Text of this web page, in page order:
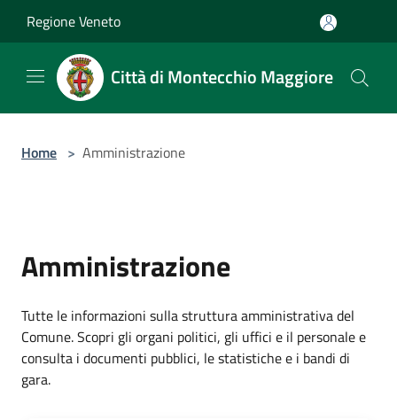
Regione Veneto
Città di Montecchio Maggiore
Home > Amministrazione
Amministrazione
Tutte le informazioni sulla struttura amministrativa del
Comune. Scopri gli organi politici, gli uffici e il personale e
consulta i documenti pubblici, le statistiche e i bandi di
gara.